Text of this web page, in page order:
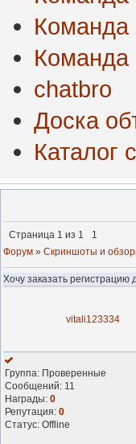
Команда
Команда
chatbro
Доска
Каталог
Страница 1 из 1
1
Форум » Скриншоты и
Хочу заказать регистрацию
vitali123334
Группа: Проверенные
Сообщений: 11
Награды: 0
Репутация: 0
Статус: Offline